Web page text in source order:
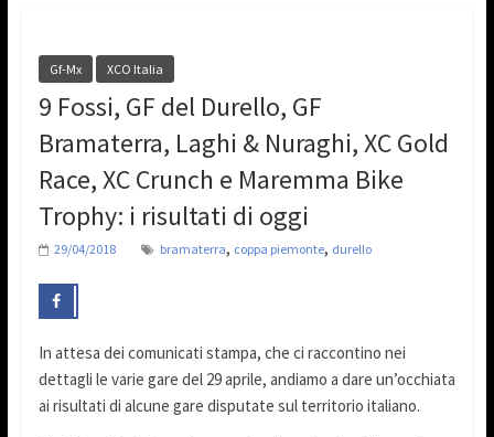
Gf-Mx XCO Italia
9 Fossi, GF del Durello, GF
Bramaterra, Laghi & Nuraghi, XC Gold
Race, XC Crunch e Maremma Bike
Trophy: i risultati di oggi
29/04/2018 bramaterra, coppa piemonte, durello
In attesa dei comunicati stampa, che ci raccontino nei
dettagli le varie gare del 29 aprile, andiamo a dare un’occhiata
ai risultati di alcune gare disputate sul territorio italiano.